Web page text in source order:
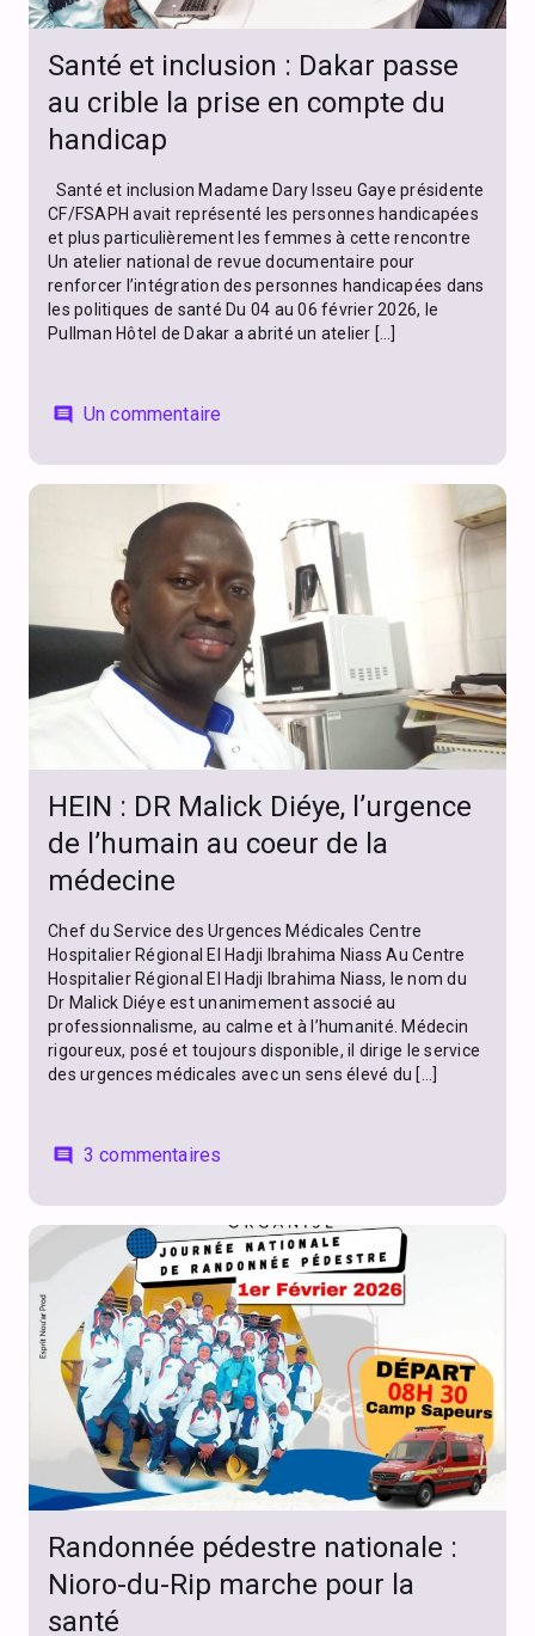
Santé et inclusion : Dakar passe
au crible la prise en compte du
handicap
Santé et inclusion Madame Dary Isseu Gaye présidente
CF/FSAPH avait représenté les personnes handicapées
et plus particulièrement les femmes à cette rencontre
Un atelier national de revue documentaire pour
renforcer l’intégration des personnes handicapées dans
les politiques de santé Du 04 au 06 février 2026, le
Pullman Hôtel de Dakar a abrité un atelier […]
comment Un commentaire
HEIN : DR Malick Diéye, l’urgence
de l’humain au coeur de la
médecine
Chef du Service des Urgences Médicales Centre
Hospitalier Régional El Hadji Ibrahima Niass Au Centre
Hospitalier Régional El Hadji Ibrahima Niass, le nom du
Dr Malick Diéye est unanimement associé au
professionnalisme, au calme et à l’humanité. Médecin
rigoureux, posé et toujours disponible, il dirige le service
des urgences médicales avec un sens élevé du […]
comment 3 commentaires
Randonnée pédestre nationale :
Nioro-du-Rip marche pour la
santé